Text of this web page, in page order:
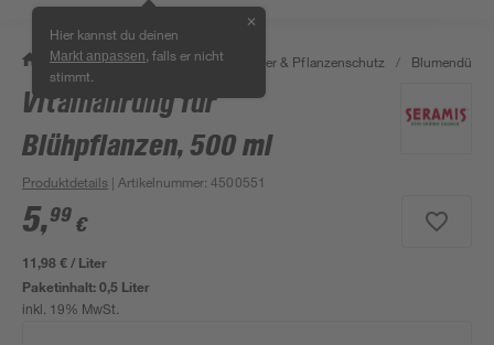
Hier kannst du deinen
Markt anpassen , falls er nicht
stimmt.
✕
/ Garten & Freizeit / Erden, Dünger & Pflanzenschutz /
Vitalnahrung für
Blühpflanzen, 500 ml
Produktdetails | Artikelnummer:4500551
5,99 €
11,98 € / Liter
Paketinhalt:0,5 Liter
inkl. 19% MwSt.